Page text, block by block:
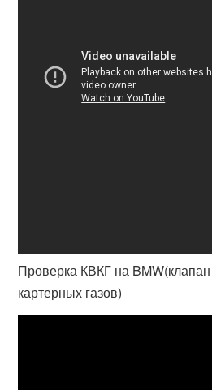
Проверка КВКГ на
картерных газов)